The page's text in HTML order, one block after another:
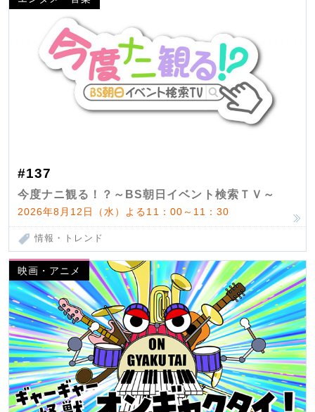
#137
今度ナニ観る！？～BS朝日イベント検索ＴＶ～
2026年8月12日（水）よる11：00～11：30
情報・トレンド
映画・アニメ